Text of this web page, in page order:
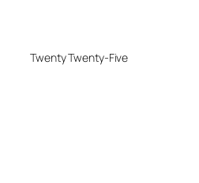
Twenty Twenty-Five